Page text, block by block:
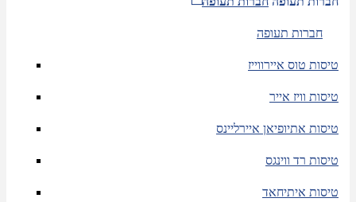
חברות תעופה
טיסות טוס איירווייז
טיסות וויז אייר
טיסות אתיופיאן איירליינס
טיסות רד ווינגס
טיסות איתיחאד